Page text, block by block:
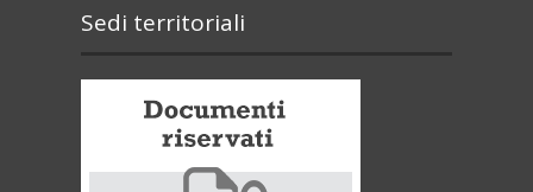
Sedi territoriali